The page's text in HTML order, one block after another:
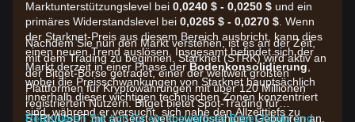
Marktunterstützungslevel bei 0,0240 $ - 0,0250 $ und ein
primäres Widerstandslevel bei 0,0265 $ - 0,0270 $ . Wenn
der Starknet-Preis aus diesem Bereich ausbricht, kann dies
einen neuen Trend auslösen. Insgesamt befindet sich der
Markt derzeit in einer Phase der Bodenkonsolidierung
wobei die Preisschwankungen von Starknet hauptsächlich
innerhalb dieser wichtigen technischen Zonen konzentriert
sind, während er versucht, sich nahe den Allzeittiefs zu
Nachdem Sie nun den Markt verstehen, ist es an der Zeit,
mit dem Trading zu beginnen. Starknet (STRK) wird aktiv an
der Bitget-Börse getradet, einer der weltweit größten
Plattformen für Kryptowährungen mit über 120 Millionen
registrierten Nutzern. Bitget bietet Spot-Trading für
STRK/USDT mit äußerst wettbewerbsfähigen Gebühren an,
Registrieren Sie sich für ein kostenloses Bitget-Konto und